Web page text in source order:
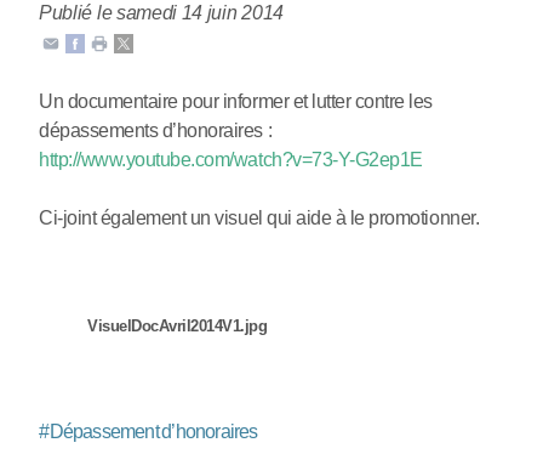
Publié le samedi 14 juin 2014
Un documentaire pour informer et lutter contre les
dépassements d’honoraires :
http://www.youtube.com/watch?v=73-Y-G2ep1E
Ci-joint également un visuel qui aide à le promotionner.
VisuelDocAvril2014V1.jpg
#Dépassement d’honoraires